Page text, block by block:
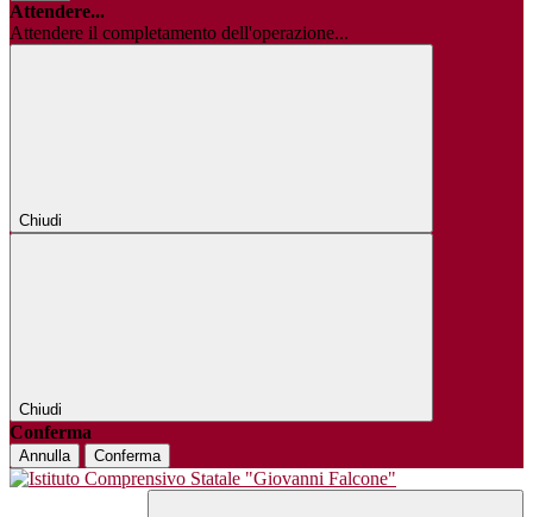
Attendere...
Attendere il completamento dell'operazione...
Chiudi
Chiudi
Conferma
Annulla Conferma